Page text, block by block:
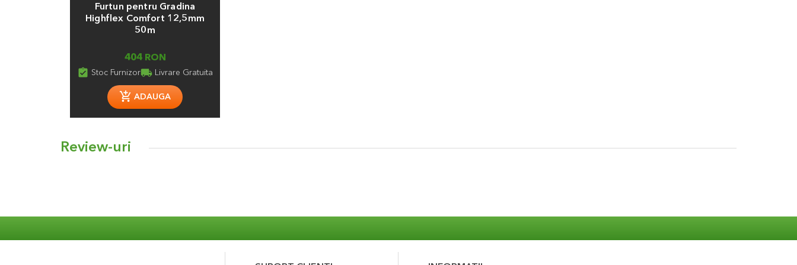
Furtun pentru Gradina
Highflex Comfort 12,5mm
50m
404 RON
assignment_turned_in Stoc Furnizorlocal_shipping Livrare Gratuita
ADAUGA
Review-uri